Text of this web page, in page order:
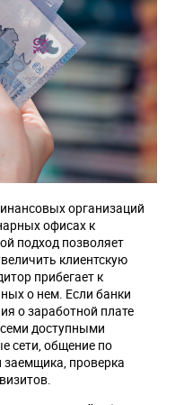
организаций
офисах к
подход позволяет
клиентскую
прибегает к
о нем. Если банки
о заработной плате
доступными
сети, общение по
проверка